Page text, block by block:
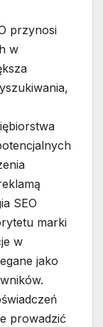
przynosi
w
SEO
marki
w
jako
prowadzić